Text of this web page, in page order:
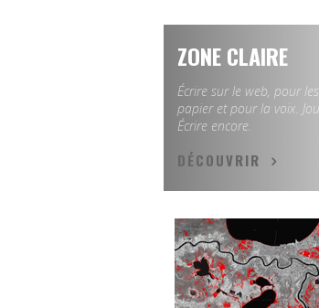
ZONE CLAIRE
Écrire sur le web, pour
papier et pour la voix.
Écrire encore.
DÉCOUVRIR